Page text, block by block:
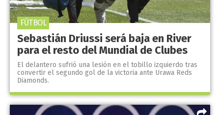
Sebastián Driussi será baja en River
para el resto del Mundial de Clubes
El delantero sufrió una lesión en el tobillo izquierdo tras
convertir el segundo gol de la victoria ante Urawa Reds
Diamonds.
FÚTBOL